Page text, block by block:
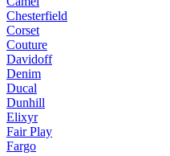
Chesterfield
Corset
Couture
Davidoff
Denim
Ducal
Dunhill
Elixyr
Fair Play
Fargo